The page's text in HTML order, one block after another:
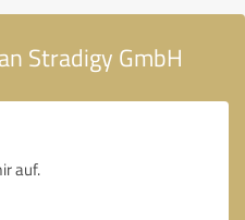
Stradigy GmbH